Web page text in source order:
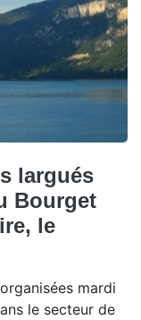
largués
Bourget
le
mardi
le secteur de